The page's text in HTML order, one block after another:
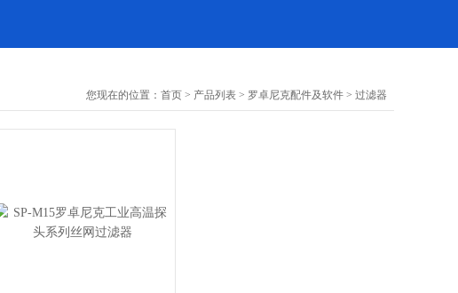
您现在的位置： 首页 > 产品列表 > 罗卓尼克配件及软件 > 过滤器